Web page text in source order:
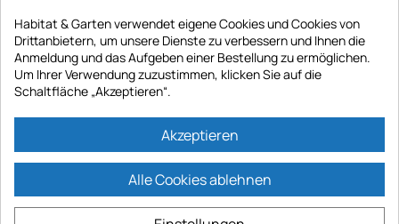
International
einem Kapital von 187 203,29 €, 32 Rue de Paradis - PARIS 75010
Habitat & Garten verwendet eigene Cookies und Cookies von
Drittanbietern, um unsere Dienste zu verbessern und Ihnen die
Anmeldung und das Aufgeben einer Bestellung zu ermöglichen.
Um Ihrer Verwendung zuzustimmen, klicken Sie auf die
Schaltfläche „Akzeptieren“.
Akzeptieren
Alle Cookies ablehnen